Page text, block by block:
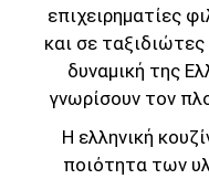
επιχειρηματίες
και σε
δυναμική της
γνωρίσουν τον
Η ελληνική
ποιότητα των